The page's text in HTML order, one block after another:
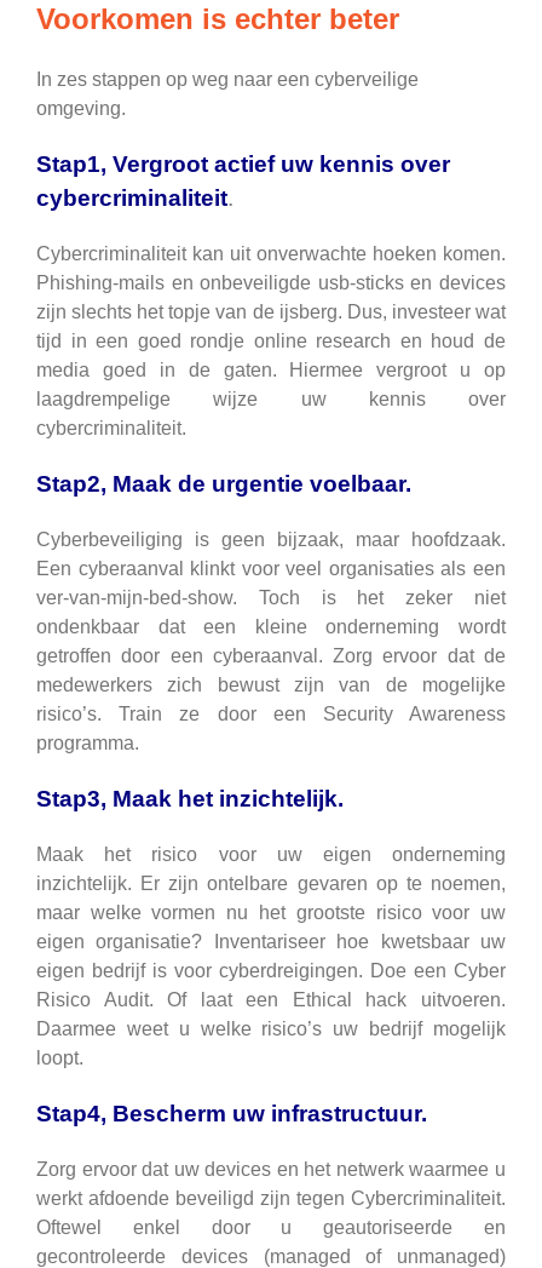
Voorkomen is echter beter
In zes stappen op weg naar een cyberveilige
omgeving.
Stap1, Vergroot actief uw kennis over
cybercriminaliteit.
Cybercriminaliteit kan uit onverwachte hoeken komen.
Phishing-mails en onbeveiligde usb-sticks en devices
zijn slechts het topje van de ijsberg. Dus, investeer wat
tijd in een goed rondje online research en houd de
media goed in de gaten. Hiermee vergroot u op
laagdrempelige wijze uw kennis over
cybercriminaliteit.
Stap2, Maak de urgentie voelbaar.
Cyberbeveiliging is geen bijzaak, maar hoofdzaak.
Een cyberaanval klinkt voor veel organisaties als een
ver-van-mijn-bed-show. Toch is het zeker niet
ondenkbaar dat een kleine onderneming wordt
getroffen door een cyberaanval. Zorg ervoor dat de
medewerkers zich bewust zijn van de mogelijke
risico’s. Train ze door een Security Awareness
programma.
Stap3, Maak het inzichtelijk.
Maak het risico voor uw eigen onderneming
inzichtelijk. Er zijn ontelbare gevaren op te noemen,
maar welke vormen nu het grootste risico voor uw
eigen organisatie? Inventariseer hoe kwetsbaar uw
eigen bedrijf is voor cyberdreigingen. Doe een Cyber
Risico Audit. Of laat een Ethical hack uitvoeren.
Daarmee weet u welke risico’s uw bedrijf mogelijk
loopt.
Stap4, Bescherm uw infrastructuur.
Zorg ervoor dat uw devices en het netwerk waarmee u
werkt afdoende beveiligd zijn tegen Cybercriminaliteit.
Oftewel enkel door u geautoriseerde en
gecontroleerde devices (managed of unmanaged)